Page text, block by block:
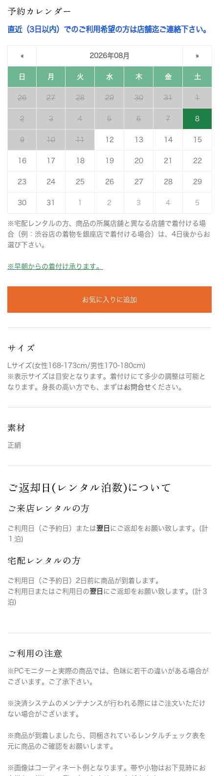
予約カレンダー
直近（3日以内）でのご利用希望の方は店舗迄ご連絡下さい。
« 2026年08月 »
日 月 火 水 木 金 土
26 27 28 29 30 31 1
2 3 4 5 6 7 8
9 10 11 12 13 14 15
16 17 18 19 20 21 22
23 24 25 26 27 28 29
30 31 2 3 4 5
※宅配レンタルの方、商品の所属店舗と異なる店舗で着付ける場
合（例：渋谷店の着物を銀座店で着付ける場合）は、4日後からお
選び下さい。
※早朝からの着付け承ります。
お気に入りに追加
サイズ
Lサイズ(女性168-173cm/男性170-180cm)
※表示サイズは目安となります。着付けにて多少の調整は可能と
なります。身長の高い方でも、まずはお問合せ ください。
素材
正絹
ご返却日(レンタル泊数)について
ご来店レンタルの方
ご利用日（ご予約日）または翌日 にご返却をお願い致します。(計
１泊)
宅配レンタルの方
ご利用日（ご予約日）2日前に商品が到着します。
ご利用日またはご利用日の翌日 にご返却をお願い致します。(計３
泊)
ご利用の注意
※PCモニターと実際の商品では、色味に若干の違いがある場合が
ございます。ご了承下さい。
※決済システムのメンテナンスが行われる際にはご注文いただけ
ない場合がございます。
※商品が到着しましたら、同梱されているレンタルチェック表を
元に商品のご確認をお願いします。
※画像はコーディネート例となります。帯や小物はお下見時にお